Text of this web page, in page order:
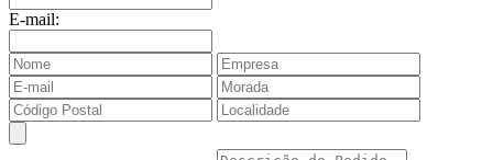
E-mail: